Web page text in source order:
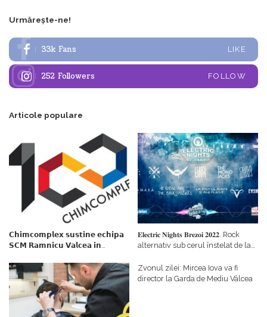
Urmărește-ne!
33k Fans LIKE
252 Followers FOLLOW
Articole populare
𝗖𝗵𝗶𝗺𝗰𝗼𝗺𝗽𝗹𝗲𝘅 𝘀𝘂𝘀𝘁𝗶𝗻𝗲 𝗲𝗰𝗵𝗶𝗽𝗮
𝗦𝗖𝗠 𝗥𝗮𝗺𝗻𝗶𝗰𝘂 𝗩𝗮𝗹𝗰𝗲𝗮 𝗶𝗻
𝗳𝗶𝗻𝗮𝗻𝘁𝗮𝘁𝗼𝗿
𝐄𝐥𝐞𝐜𝐭𝐫𝐢𝐜 𝐍𝐢𝐠𝐡𝐭𝐬 𝐁𝐫𝐞𝐳𝐨𝐢 𝟐𝟎𝟐𝟐. Rock
alternativ sub cerul înstelat de la
Zvonul zilei: Mircea Iova va fi
director la Garda de Mediu Vâlcea